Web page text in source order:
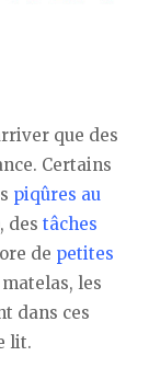
que des
Certains
piqûres au
des tâches
de petites
les
dans ces
lit.